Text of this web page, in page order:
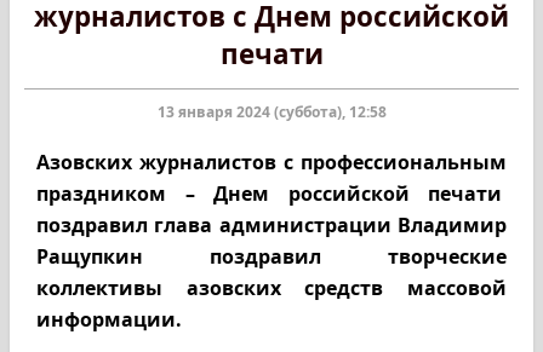
журналистов с Днем российской
печати
13 января 2024 (суббота), 12:58
Азовских журналистов с профессиональным
праздником – Днем российской печати
поздравил глава администрации Владимир
Ращупкин поздравил творческие
коллективы азовских средств массовой
информации.